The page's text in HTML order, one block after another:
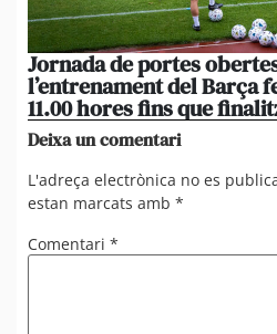
Jornada de portes
l’entrenament del Barça
11.00 hores fins que
Deixa un comentari
L'adreça electrònica no es
estan marcats amb *
Comentari *